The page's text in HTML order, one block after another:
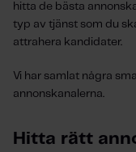
hitta de bästa
typ av tjänst som du
attrahera kandidater.
Vi har samlat några
annonskanalerna.
Hitta rätt